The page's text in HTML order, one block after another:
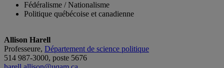
Fédéralisme / Nationalisme
Politique québécoise et canadienne
Allison Harell
Professeure, Département de science politique
514 987-3000, poste 5676